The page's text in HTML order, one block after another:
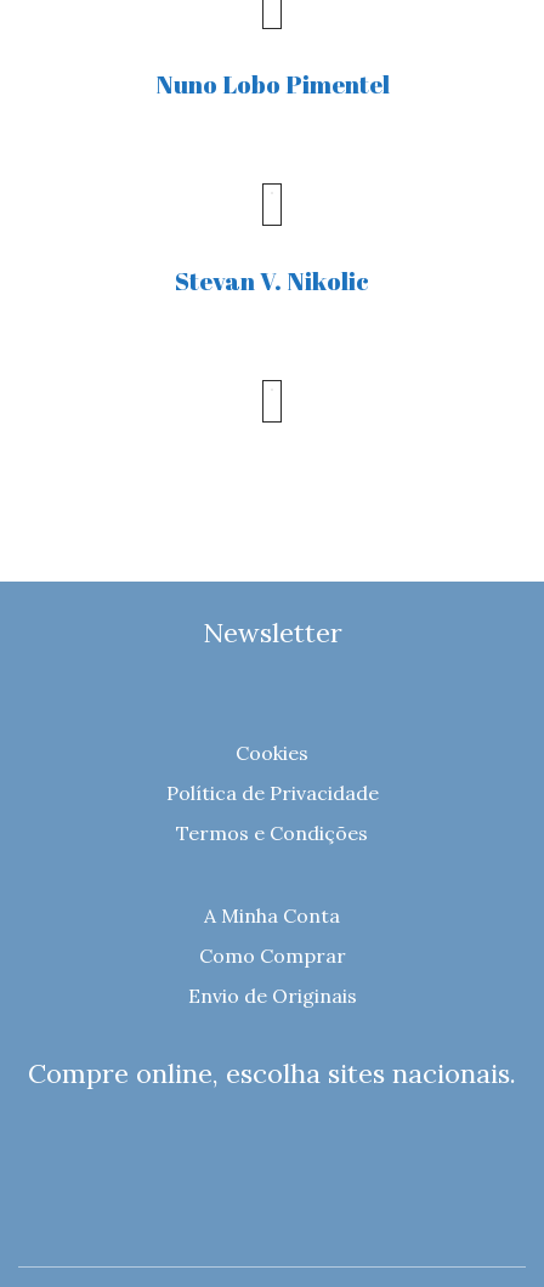
Nuno Lobo Pimentel
Stevan V. Nikolic
Newsletter
Cookies
Política de Privacidade
Termos e Condições
A Minha Conta
Como Comprar
Envio de Originais
Compre online, escolha sites nacionais.